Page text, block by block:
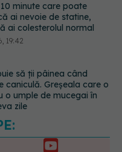
să ții pâinea când
caniculă. Greșeala care o
o umple de mucegai în
zile
tratamentul cu
de Vitamina D în cancerul
08:06